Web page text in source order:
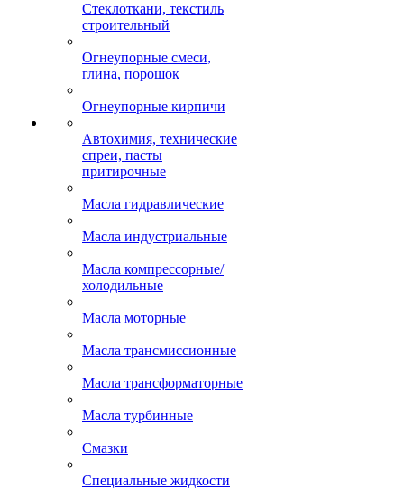
Стеклоткани, текстиль
строительный
Огнеупорные смеси,
глина, порошок
Огнеупорные кирпичи
Автохимия, технические
спреи, пасты
притирочные
Масла гидравлические
Масла индустриальные
Масла компрессорные/
холодильные
Масла моторные
Масла трансмиссионные
Масла трансформаторные
Масла турбинные
Смазки
Специальные жидкости